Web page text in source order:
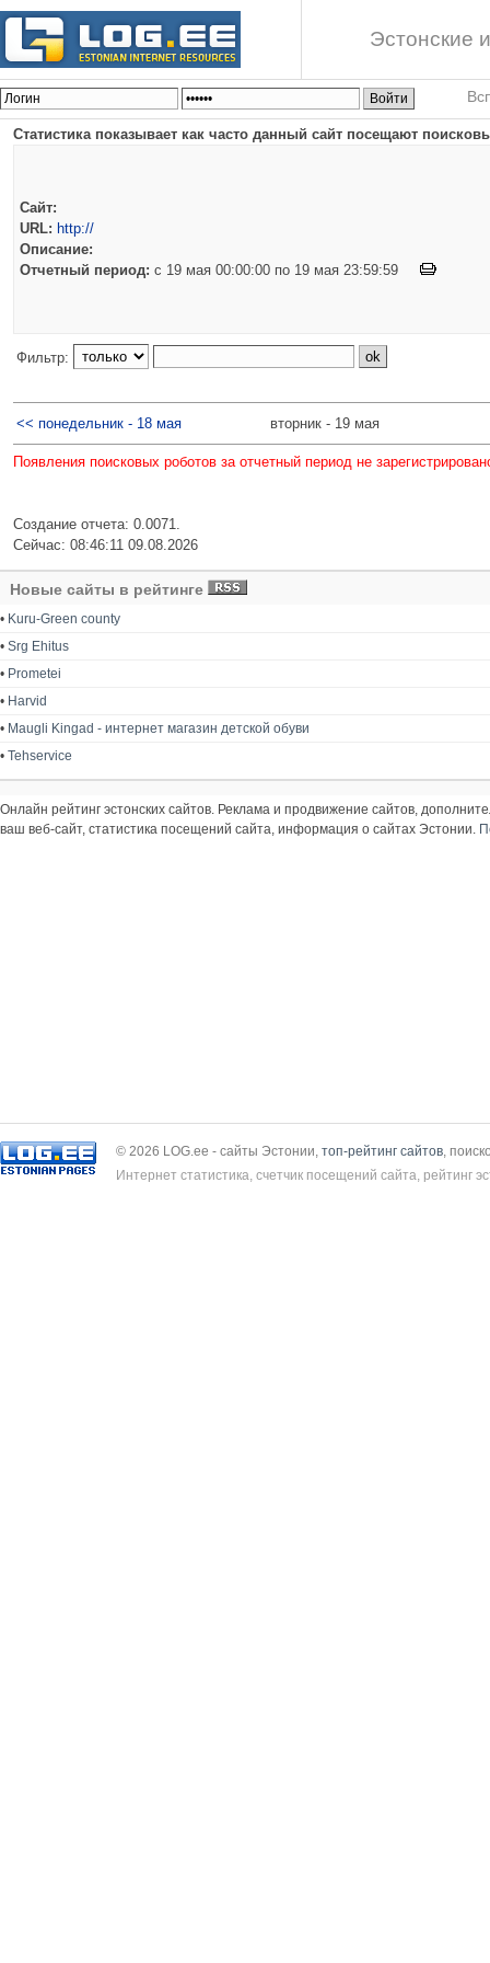
Эстонские
Статистика показывает как часто данный сайт посещают
Сайт:
URL: http://
Описание:
Отчетный период: c 19 мая 00:00:00 по 19 мая 23:59:59
Фильтр:
<< понедельник - 18 мая вторник - 19 мая
Появления поисковых роботов за отчетный период не
Создание отчета: 0.0071.
Сейчас: 08:46:11 09.08.2026
Новые сайты в рейтинге
• Kuru-Green county
• Srg Ehitus
• Prometei
• Harvid
• Maugli Kingad - интернет магазин детской обуви
• Tehservice
Онлайн рейтинг эстонских сайтов. Реклама и продвижение сайтов,
ваш веб-сайт, статистика посещений сайта, информация о сайтах Эстонии.
© 2026 LOG.ee - сайты Эстонии, топ-рейтинг сайтов ,
Интернет статистика, счетчик посещений сайта, рейтинг